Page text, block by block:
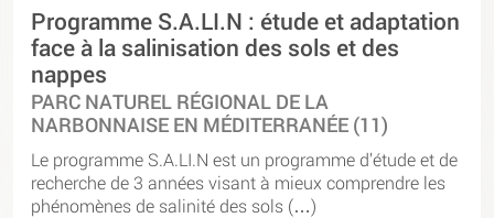
Programme S.A.LI.N : étude et adaptation
face à la salinisation des sols et des
nappes
PARC NATUREL RÉGIONAL DE LA
NARBONNAISE EN MÉDITERRANÉE (11)
Le programme S.A.LI.N est un programme d’étude et de
recherche de 3 années visant à mieux comprendre les
phénomènes de salinité des sols (…)